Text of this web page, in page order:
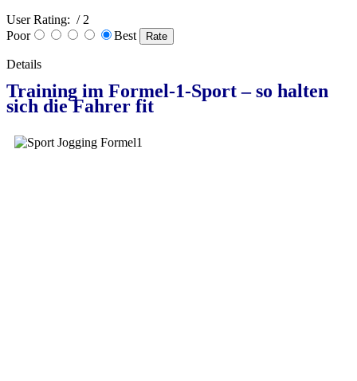
User Rating: / 2
Poor
Best
Details
Training im Formel-1-Sport – so halten
sich die Fahrer fit